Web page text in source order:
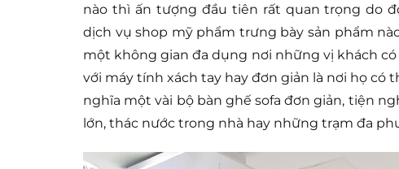
nào thì ấn tượng đầu tiên rất quan trọng do
dịch vụ shop mỹ phẩm trưng bày sản phẩm
một không gian đa dụng nơi những vị khách
với máy tính xách tay hay đơn giản là nơi họ có
nghĩa một vài bộ bàn ghế sofa đơn giản, tiện
lớn, thác nước trong nhà hay những trạm đa